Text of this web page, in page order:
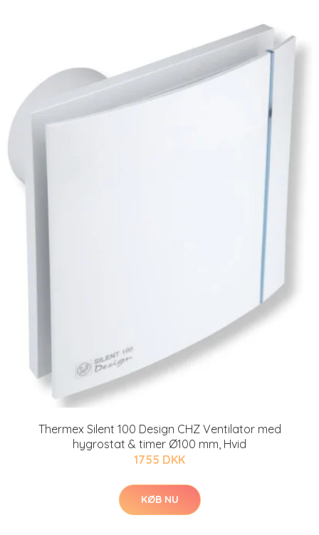
Thermex Silent 100 Design CHZ Ventilator med
hygrostat & timer Ø100 mm, Hvid
1755 DKK
KØB NU